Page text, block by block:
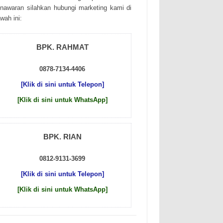
sіlаhkаn hubungі mаrkеtіng kаmі dі
іnі:
BPK. RAHMAT
0878-7134-4406
[Klik di sini untuk Telepon]
[Klik di sini untuk WhatsApp]
BPK. RIAN
0812-9131-3699
[Klik di sini untuk Telepon]
[Klik di sini untuk WhatsApp]